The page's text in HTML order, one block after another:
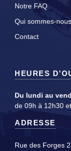
Notre FAQ
Qui sommes-nous
Contact
HEURES
Du lundi au
de 09h à 12h30
ADRESSE
Rue des Forges